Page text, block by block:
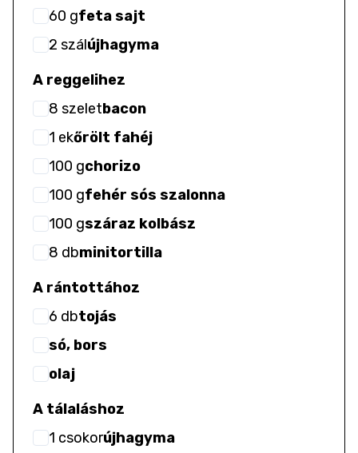
60 gfeta sajt
2 szálújhagyma
A reggelihez
8 szeletbacon
1 ekőrölt fahéj
100 gchorizo
100 gfehér sós szalonna
100 gszáraz kolbász
8 dbminitortilla
A rántottához
6 dbtojás
só, bors
olaj
A tálaláshoz
1 csokorújhagyma